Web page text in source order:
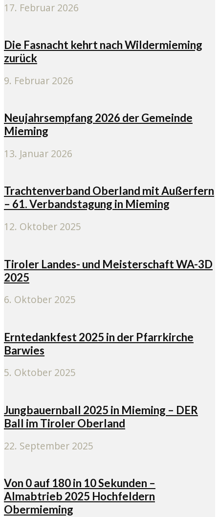
17. Februar 2026
Die Fasnacht kehrt nach Wildermieming
zurück
9. Februar 2026
Neujahrsempfang 2026 der Gemeinde
Mieming
13. Januar 2026
Trachtenverband Oberland mit Außerfern
– 61. Verbandstagung in Mieming
12. Oktober 2025
Tiroler Landes- und Meisterschaft WA-3D
2025
6. Oktober 2025
Erntedankfest 2025 in der Pfarrkirche
Barwies
5. Oktober 2025
Jungbauernball 2025 in Mieming – DER
Ball im Tiroler Oberland
22. September 2025
Von 0 auf 180 in 10 Sekunden –
Almabtrieb 2025 Hochfeldern
Obermieming